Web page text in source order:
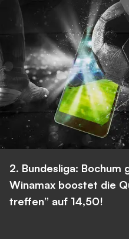
2. Bundesliga: Bochum
Winamax boostet die
treffen” auf 14,50!